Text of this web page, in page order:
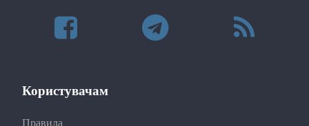
Користувачам
Правила